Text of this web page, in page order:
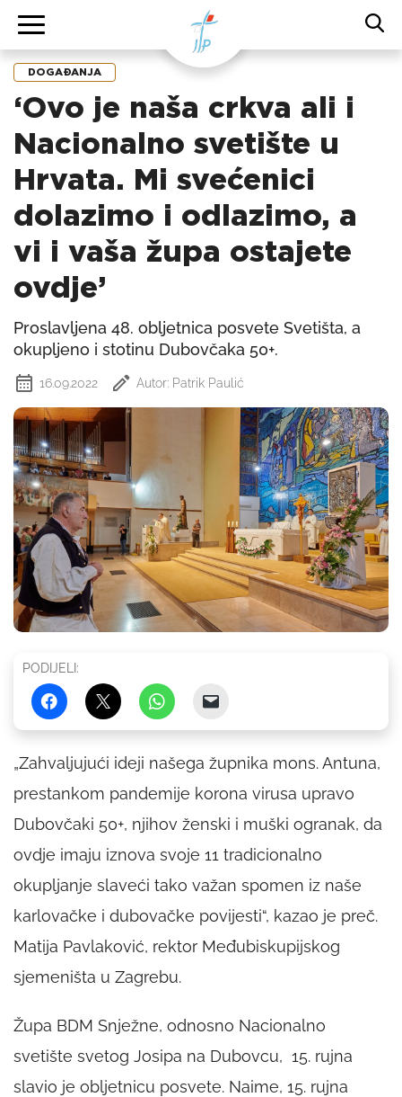
DOGAĐANJA
‘Ovo je naša crkva ali i
Nacionalno svetište u
Hrvata. Mi svećenici
dolazimo i odlazimo, a
vi i vaša župa ostajete
ovdje’
Proslavljena 48. obljetnica posvete Svetišta, a
okupljeno i stotinu Dubovčaka 50+.
16.09.2022 Autor: Patrik Paulić
PODIJELI:
„Zahvaljujući ideji našega župnika mons. Antuna,
prestankom pandemije korona virusa upravo
Dubovčaki 50+, njihov ženski i muški ogranak, da
ovdje imaju iznova svoje 11 tradicionalno
okupljanje slaveći tako važan spomen iz naše
karlovačke i dubovačke povijesti“, kazao je preč.
Matija Pavlaković, rektor Međubiskupijskog
sjemeništa u Zagrebu.
Župa BDM Snježne, odnosno Nacionalno
svetište svetog Josipa na Dubovcu, 15. rujna
slavio je obljetnicu posvete. Naime, 15. rujna